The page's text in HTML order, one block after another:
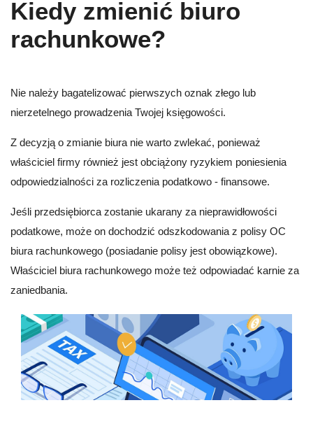
Kiedy zmienić biuro
rachunkowe?
Nie należy bagatelizować pierwszych oznak złego lub
nierzetelnego prowadzenia Twojej księgowości.
Z decyzją o zmianie biura nie warto zwlekać, ponieważ
właściciel firmy również jest obciążony ryzykiem poniesienia
odpowiedzialności za rozliczenia podatkowo - finansowe.
Jeśli przedsiębiorca zostanie ukarany za nieprawidłowości
podatkowe, może on dochodzić odszkodowania z polisy OC
biura rachunkowego (posiadanie polisy jest obowiązkowe).
Właściciel biura rachunkowego może też odpowiadać karnie za
zaniedbania.